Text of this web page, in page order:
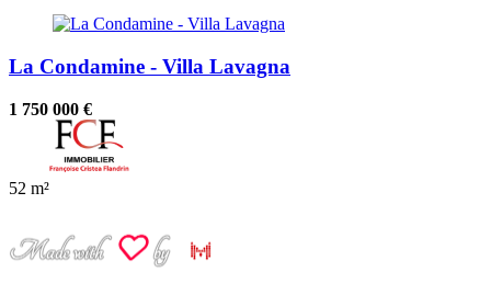
La Condamine - Villa Lavagna
1 750 000 €
52 m²